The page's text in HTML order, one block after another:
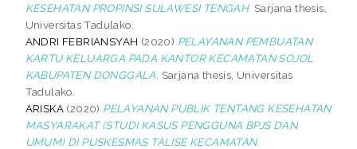
KESEHATAN PROPINSI SULAWESI TENGAH. Sarjana thesis,
Universitas Tadulako.
ANDRI FEBRIANSYAH (2020) PELAYANAN PEMBUATAN
KARTU KELUARGA PADA KANTOR KECAMATAN SOJOL
KABUPATEN DONGGALA. Sarjana thesis, Universitas
Tadulako.
ARISKA (2020) PELAYANAN PUBLIK TENTANG KESEHATAN
MASYARAKAT (STUDI KASUS PENGGUNA BPJS DAN
UMUM) DI PUSKESMAS TALISE KECAMATAN